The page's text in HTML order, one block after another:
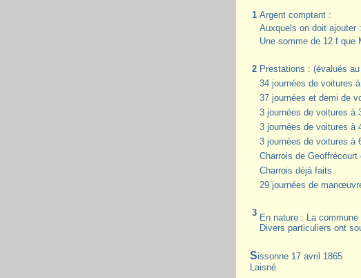
1 Argent comptant :
Auxquels on doit ajouter
Une somme de 12 f que
2 Prestations : (évalués
34 journées de voitures
37 journées et demi de
3 journées de voitures à
3 journées de voitures à
3 journées de voitures à
Charrois de
Charrois déjà faits
29 journées de
3 En nature : La
Divers particuliers ont
Sissonne 17 avril 1865
Laisné